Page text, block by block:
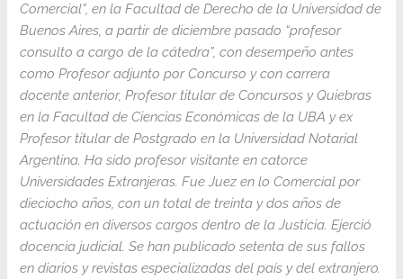
Comercial”, en la Facultad de Derecho de la Universidad de
Buenos Aires, a partir de diciembre pasado “profesor
consulto a cargo de la cátedra”, con desempeño antes
como Profesor adjunto por Concurso y con carrera
docente anterior, Profesor titular de Concursos y Quiebras
en la Facultad de Ciencias Económicas de la UBA y ex
Profesor titular de Postgrado en la Universidad Notarial
Argentina. Ha sido profesor visitante en catorce
Universidades Extranjeras. Fue Juez en lo Comercial por
dieciocho años, con un total de treinta y dos años de
actuación en diversos cargos dentro de la Justicia. Ejerció
docencia judicial. Se han publicado setenta de sus fallos
en diarios y revistas especializadas del país y del extranjero.